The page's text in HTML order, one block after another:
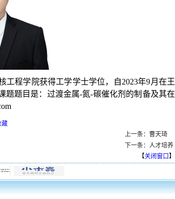
工程学院获得工学学士学位，自2023年9月在王
题题目是：过渡金属-氮-碳催化剂的制备及其在
藏
上一条：曹天琦
下一条：人才培养
【关闭窗口】